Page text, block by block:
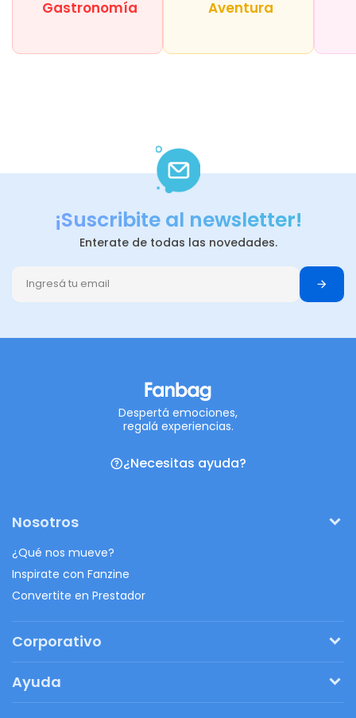
Gastronomía Aventura
¡Suscribite al newsletter!
Enterate de todas las novedades.
Despertá emociones,
regalá experiencias.
¿Necesitas ayuda?
Nosotros
¿Qué nos mueve?
Inspirate con Fanzine
Convertite en Prestador
Corporativo
Regalos originales
Ayuda